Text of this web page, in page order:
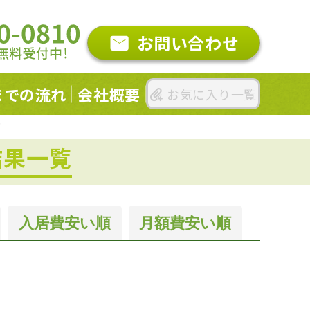
お問い合わせ
の流れ 会社概要 お気に入り一覧
一覧
入居費安い順 月額費安い順